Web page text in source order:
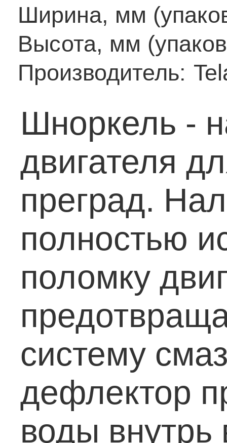
Ширина, мм
Высота, мм
Производитель:
Шноркель -
двигателя
преград.
полностью
поломку
систему
дефлектор
воды внутрь